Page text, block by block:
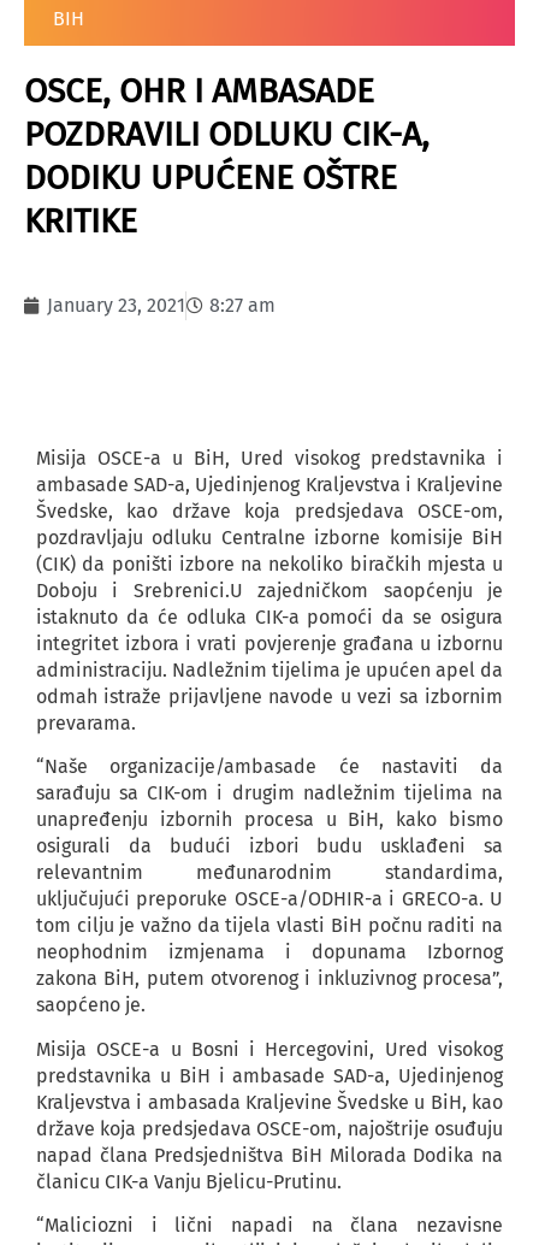
BIH
OSCE, OHR I AMBASADE
POZDRAVILI ODLUKU CIK-A,
DODIKU UPUĆENE OŠTRE
KRITIKE
January 23, 2021 8:27 am
Misija OSCE-a u BiH, Ured visokog predstavnika i
ambasade SAD-a, Ujedinjenog Kraljevstva i Kraljevine
Švedske, kao države koja predsjedava OSCE-om,
pozdravljaju odluku Centralne izborne komisije BiH
(CIK) da poništi izbore na nekoliko biračkih mjesta u
Doboju i Srebrenici.U zajedničkom saopćenju je
istaknuto da će odluka CIK-a pomoći da se osigura
integritet izbora i vrati povjerenje građana u izbornu
administraciju. Nadležnim tijelima je upućen apel da
odmah istraže prijavljene navode u vezi sa izbornim
prevarama.
“Naše organizacije/ambasade će nastaviti da
sarađuju sa CIK-om i drugim nadležnim tijelima na
unapređenju izbornih procesa u BiH, kako bismo
osigurali da budući izbori budu usklađeni sa
relevantnim međunarodnim standardima,
uključujući preporuke OSCE-a/ODHIR-a i GRECO-a. U
tom cilju je važno da tijela vlasti BiH počnu raditi na
neophodnim izmjenama i dopunama Izbornog
zakona BiH, putem otvorenog i inkluzivnog procesa”,
saopćeno je.
Misija OSCE-a u Bosni i Hercegovini, Ured visokog
predstavnika u BiH i ambasade SAD-a, Ujedinjenog
Kraljevstva i ambasada Kraljevine Švedske u BiH, kao
države koja predsjedava OSCE-om, najoštrije osuđuju
napad člana Predsjedništva BiH Milorada Dodika na
članicu CIK-a Vanju Bjelicu-Prutinu.
“Maliciozni i lični napadi na člana nezavisne